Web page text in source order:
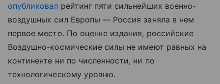
опубликовал рейтинг пяти сильнейших военно-
воздушных сил Европы — Россия заняла в нем
первое место. По оценке издания, российские
Воздушно-космические силы не имеют равных на
континенте ни по численности, ни по
технологическому уровню.